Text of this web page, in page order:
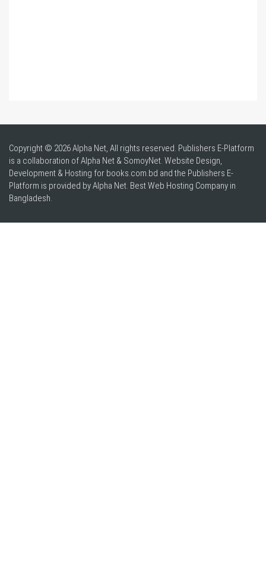
Copyright © 2026 Alpha Net, All rights reserved. Publishers E-Platform
is a collaboration of Alpha Net & SomoyNet. Website Design,
Development & Hosting for books.com.bd and the Publishers E-
Platform is provided by Alpha Net. BestWeb Hosting Company in
Bangladesh.